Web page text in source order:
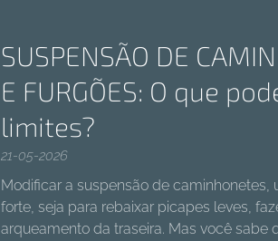
SUSPENSÃO DE
E FURGÕES: O que
limites?
21-05-2026
Modificar a suspensão de caminhonetes,
forte, seja para rebaixar picapes leves,
arqueamento da traseira. Mas você sabe